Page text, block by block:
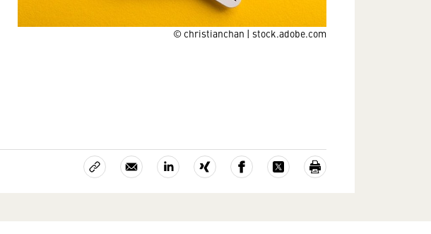
© christianchan | stock.adobe.com